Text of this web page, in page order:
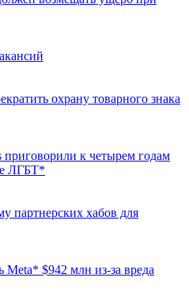
охрану товарного знака
приговорили к четырем годам
ЛГБТ*
партнерских хабов для
$942 млн из-за вреда